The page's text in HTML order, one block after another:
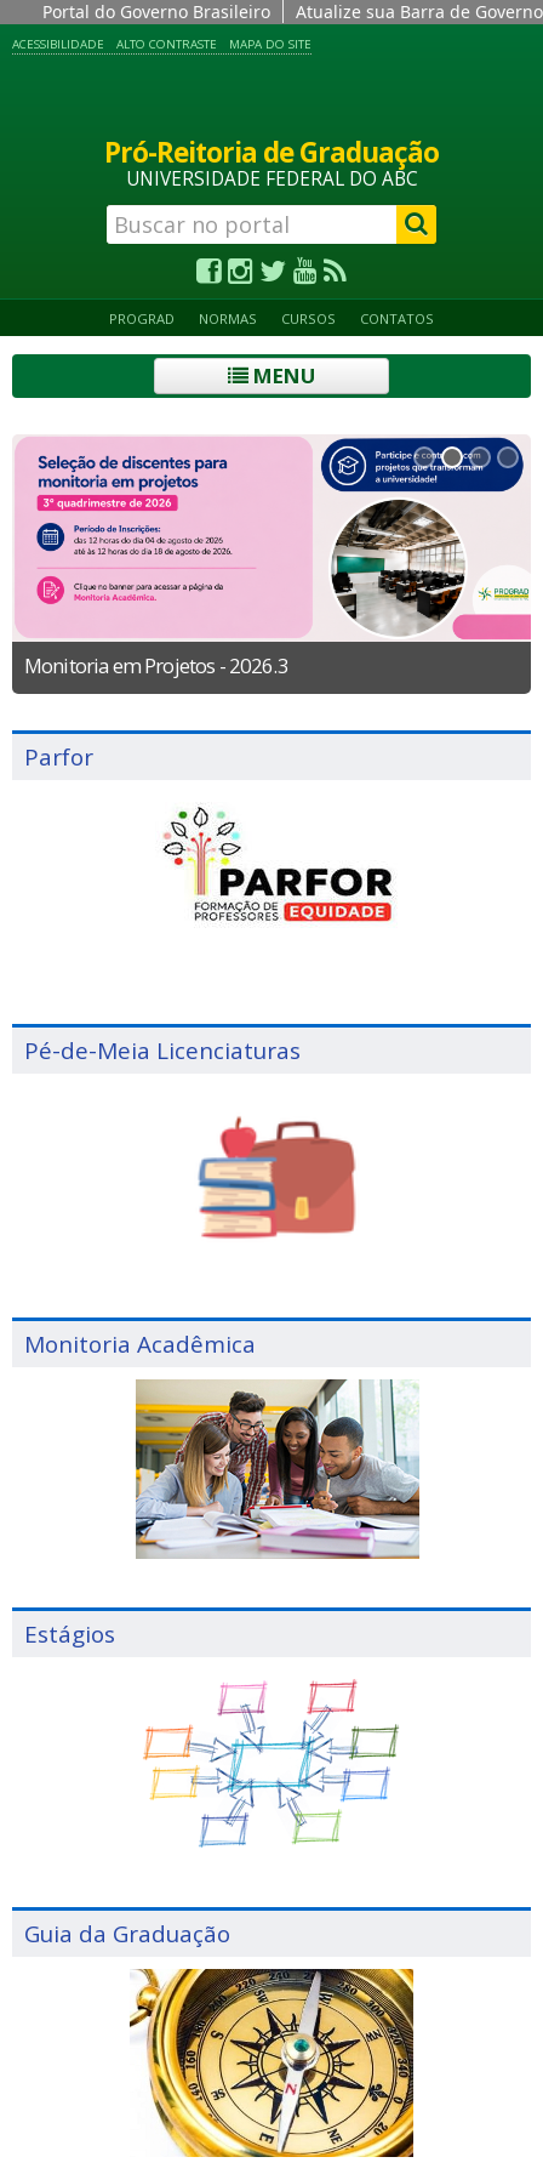
Portal do Governo Brasileiro Atualize sua Barra de Governo
ACESSIBILIDADE ALTO CONTRASTE MAPA DO SITE
Pró-Reitoria de Graduação
UNIVERSIDADE FEDERAL DO ABC
PROGRAD NORMAS CURSOS CONTATOS
MENU
Monitoria em Projetos - 2026.3
Parfor
Pé-de-Meia Licenciaturas
Monitoria Acadêmica
Estágios
Guia da Graduação